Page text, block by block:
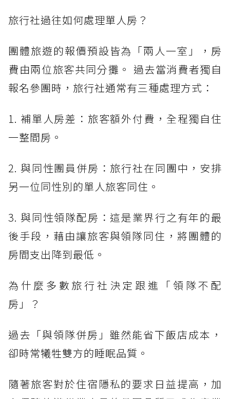
旅行社過往如何處理單人房？
團體旅遊的報價預設皆為「兩人一室」，房
費由兩位旅客共同分攤。 過去當消費者獨自
報名參團時，旅行社通常有三種處理方式：
1. 補單人房差：旅客額外付費，全程獨自住
一整間房。
2. 與同性團員併房：旅行社在同團中，安排
另一位同性別的單人旅客同住。
3. 與同性領隊配房：這是業界行之有年的最
後手段，藉由讓旅客與領隊同住，將團體的
房間支出降到最低。
為什麼多數旅行社決定跟進「領隊不配
房」？
過去「與領隊併房」雖然能省下飯店成本，
卻時常犧牲雙方的睡眠品質。
隨著旅客對於住宿隱私的要求日益提高，加